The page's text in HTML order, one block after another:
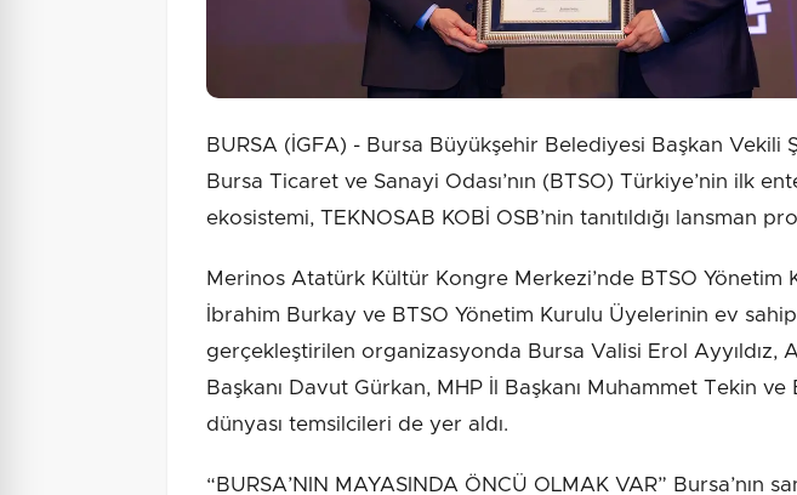
BURSA (İGFA) - Bursa Büyükşehir Belediyesi Başkan Vekili
Bursa Ticaret ve Sanayi Odası’nın (BTSO) Türkiye’nin ilk
ekosistemi, TEKNOSAB KOBİ OSB’nin tanıtıldığı lansman
Merinos Atatürk Kültür Kongre Merkezi’nde BTSO Yönetim
İbrahim Burkay ve BTSO Yönetim Kurulu Üyelerinin ev
gerçekleştirilen organizasyonda Bursa Valisi Erol Ayyıldız,
Başkanı Davut Gürkan, MHP İl Başkanı Muhammet Tekin ve
dünyası temsilcileri de yer aldı.
“BURSA’NIN MAYASINDA ÖNCÜ OLMAK VAR” Bursa’nın